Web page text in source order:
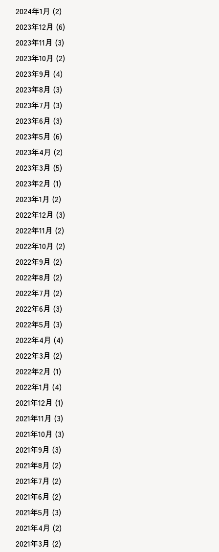
2024年1月 (2)
2023年12月 (6)
2023年11月 (3)
2023年10月 (2)
2023年9月 (4)
2023年8月 (3)
2023年7月 (3)
2023年6月 (3)
2023年5月 (6)
2023年4月 (2)
2023年3月 (5)
2023年2月 (1)
2023年1月 (2)
2022年12月 (3)
2022年11月 (2)
2022年10月 (2)
2022年9月 (2)
2022年8月 (2)
2022年7月 (2)
2022年6月 (3)
2022年5月 (3)
2022年4月 (4)
2022年3月 (2)
2022年2月 (1)
2022年1月 (4)
2021年12月 (1)
2021年11月 (3)
2021年10月 (3)
2021年9月 (3)
2021年8月 (2)
2021年7月 (2)
2021年6月 (2)
2021年5月 (3)
2021年4月 (2)
2021年3月 (2)